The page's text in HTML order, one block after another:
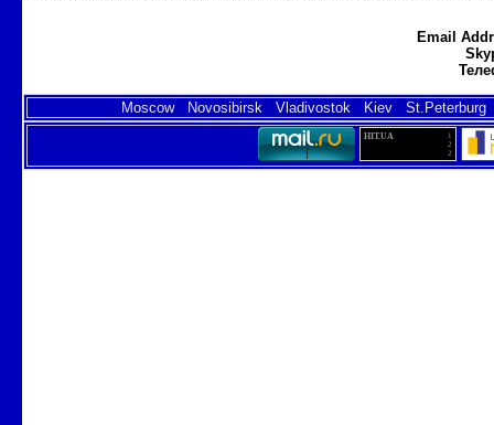
Email
Moscow- Novosibirsk- Vladivostok- Kiev- St.Peterburg
HIT.UA
1
2
2